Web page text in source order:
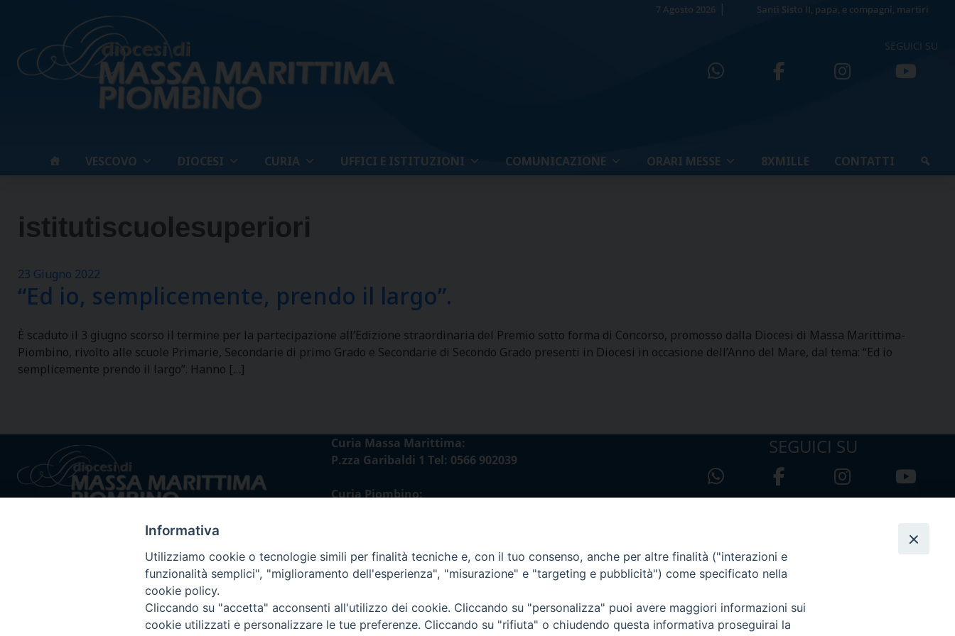
7 Agosto 2026 Santi Sisto II, papa, e compagni, martiri
SEGUICI SU
VESCOVO DIOCESI CURIA UFFICI E ISTITUZIONI COMUNICAZIONE ORARI MESSE 8XMILLE CONTATTI
istitutiscuolesuperiori
23 Giugno 2022
“Ed io, semplicemente, prendo il largo”.
È scaduto il 3 giugno scorso il termine per la partecipazione all’Edizione straordinaria del Premio sotto forma di Concorso, promosso dalla Diocesi di Massa Marittima-
Piombino, rivolto alle scuole Primarie, Secondarie di primo Grado e Secondarie di Secondo Grado presenti in Diocesi in occasione dell’Anno del Mare, dal tema: “Ed io
semplicemente prendo il largo”. Hanno […]
Curia Massa Marittima:
P.zza Garibaldi 1 Tel: 0566 902039
Curia Piombino:
curia@diocesimassamarittima.it
SEGUICI SU
Privacy policy - trasparenza © 2024 Diocesi di Massa Marittima - Piombino
Informativa
Utilizziamo cookie o tecnologie simili per finalità tecniche e, con il tuo consenso, anche per altre finalità ("interazioni e
funzionalità semplici", "miglioramento dell'esperienza", "misurazione" e "targeting e pubblicità") come specificato nella
cookie policy.
Cliccando su "accetta" acconsenti all'utilizzo dei cookie. Cliccando su "personalizza" puoi avere maggiori informazioni sui
cookie utilizzati e personalizzare le tue preferenze. Cliccando su "rifiuta" o chiudendo questa informativa proseguirai la